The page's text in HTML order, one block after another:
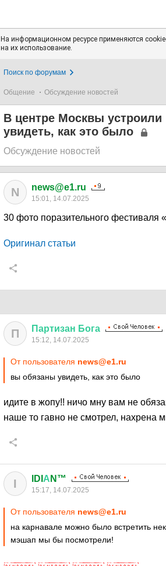
На информационном ресурсе применяются
на их использование.
Поиск по форумам
Общение Обсуждение новостей
В центре Москвы
увидеть, как это было
Обсуждение новостей
N news@e1.ru
15:01, 14.07.2025
30 фото поразительного
Оригинал статьи
П Партизан Бога
15:12, 14.07.2025
От пользователя news@e1.ru
вы обязаны увидеть, как это было
идите в жопу!! ничо мну вам не
наше то гавно не смотрел, нахрена
I IDI А N™
15:17, 14.07.2025
От пользователя news@e1.ru
на карнавале можно было встретить
мэшап мы бы посмотрели!